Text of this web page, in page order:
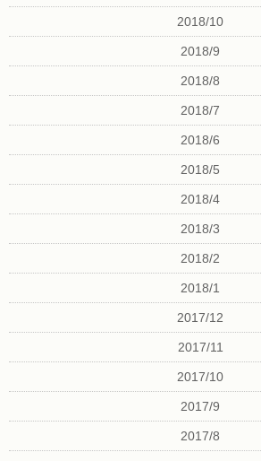
2018/10
2018/9
2018/8
2018/7
2018/6
2018/5
2018/4
2018/3
2018/2
2018/1
2017/12
2017/11
2017/10
2017/9
2017/8